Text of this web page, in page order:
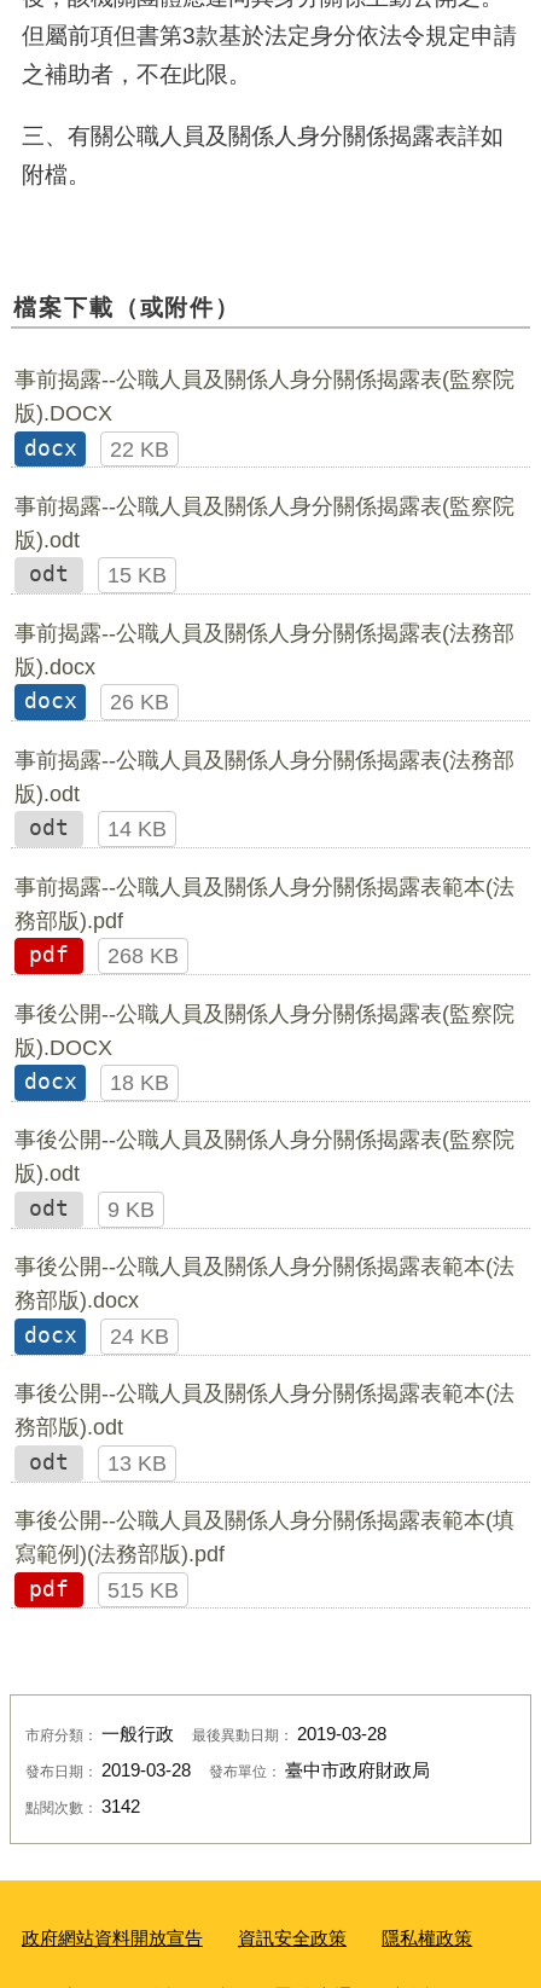
但屬前項但書第3款基於法定身分依法令規定申請
之補助者，不在此限。
三、有關公職人員及關係人身分關係揭露表詳如
附檔。
檔案下載（或附件）
事前揭露--公職人員及關係人身分關係揭露表(監察院
版).DOCX
docx
22 KB
事前揭露--公職人員及關係人身分關係揭露表(監察院
版).odt
odt
15 KB
事前揭露--公職人員及關係人身分關係揭露表(法務部
版).docx
docx
26 KB
事前揭露--公職人員及關係人身分關係揭露表(法務部
版).odt
odt
14 KB
事前揭露--公職人員及關係人身分關係揭露表範本(法
務部版).pdf
pdf
268 KB
事後公開--公職人員及關係人身分關係揭露表(監察院
版).DOCX
docx
18 KB
事後公開--公職人員及關係人身分關係揭露表(監察院
版).odt
odt
9 KB
事後公開--公職人員及關係人身分關係揭露表範本(法
務部版).docx
docx
24 KB
事後公開--公職人員及關係人身分關係揭露表範本(法
務部版).odt
odt
13 KB
事後公開--公職人員及關係人身分關係揭露表範本(填
寫範例)(法務部版).pdf
pdf
515 KB
市府分類： 一般行政 最後異動日期： 2019-03-28
發布日期： 2019-03-28 發布單位： 臺中市政府財政局
點閱次數： 3142
政府網站資料開放宣告 資訊安全政策 隱私權政策